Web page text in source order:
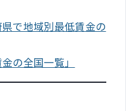
県で地域別最低賃金の
の全国一覧」